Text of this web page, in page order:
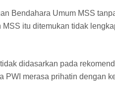
Bendahara Umum MSS
itu ditemukan tidak
didasarkan pada
PWI merasa prihatin dengan